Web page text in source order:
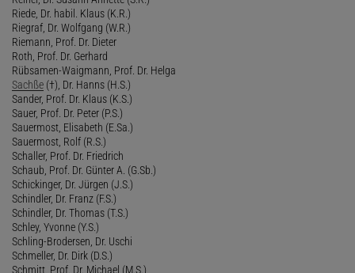
Riede, Dr. habil. Klaus (K.R.)
Riegraf, Dr. Wolfgang (W.R.)
Riemann, Prof. Dr. Dieter
Roth, Prof. Dr. Gerhard
Rübsamen-Waigmann, Prof. Dr. Helga
Sachße (†), Dr. Hanns (H.S.)
Sander, Prof. Dr. Klaus (K.S.)
Sauer, Prof. Dr. Peter (P.S.)
Sauermost, Elisabeth (E.Sa.)
Sauermost, Rolf (R.S.)
Schaller, Prof. Dr. Friedrich
Schaub, Prof. Dr. Günter A. (G.Sb.)
Schickinger, Dr. Jürgen (J.S.)
Schindler, Dr. Franz (F.S.)
Schindler, Dr. Thomas (T.S.)
Schley, Yvonne (Y.S.)
Schling-Brodersen, Dr. Uschi
Schmeller, Dr. Dirk (D.S.)
Schmitt, Prof. Dr. Michael (M.S.)